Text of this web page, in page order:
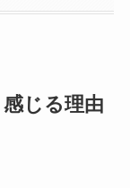
じる理由